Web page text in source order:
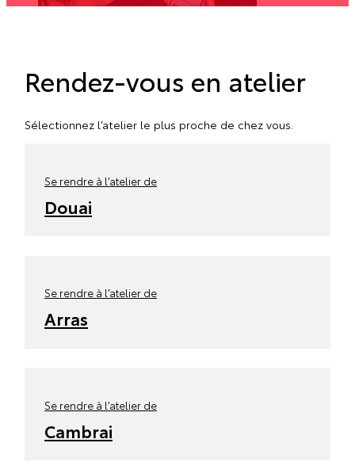
Rendez-vous en atelier
Sélectionnez l’atelier le plus proche de chez vous.
Se rendre à l’atelier de
Douai
Se rendre à l’atelier de
Arras
Se rendre à l’atelier de
Cambrai